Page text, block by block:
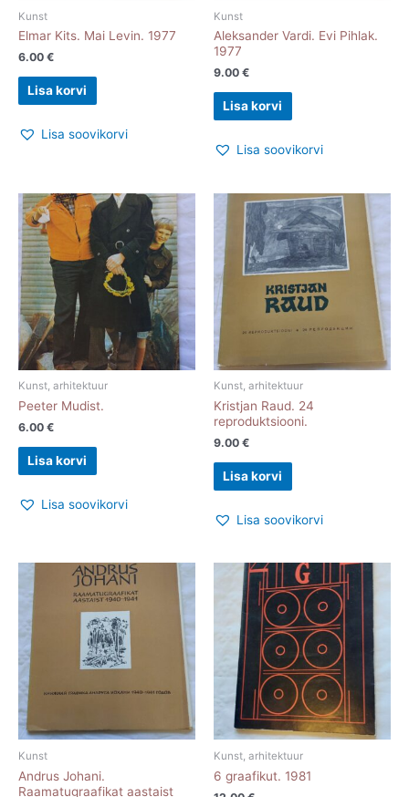
Kunst
Elmar Kits. Mai Levin. 1977
6.00 €
Lisa korvi
Lisa soovikorvi
Kunst
Aleksander Vardi. Evi Pihlak.
1977
9.00 €
Lisa korvi
Lisa soovikorvi
Kunst, arhitektuur
Peeter Mudist.
6.00 €
Lisa korvi
Lisa soovikorvi
Kunst, arhitektuur
Kristjan Raud. 24
reproduktsiooni.
9.00 €
Lisa korvi
Lisa soovikorvi
Kunst
Andrus Johani.
Raamatugraafikat aastaist
Kunst, arhitektuur
6 graafikut. 1981